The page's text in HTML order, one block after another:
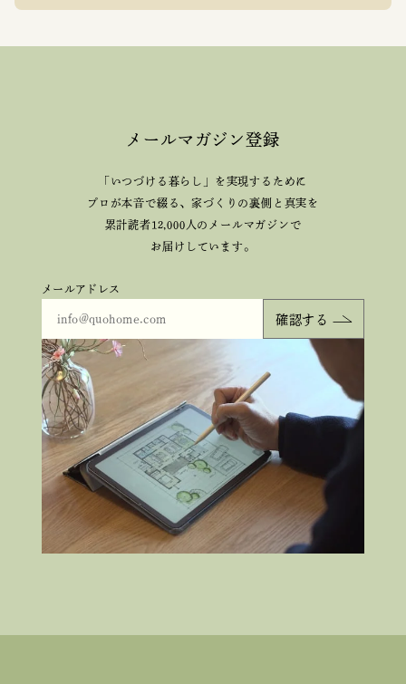
メールマガジン登録
「いつづける暮らし」を実現するために
プロが本音で綴る、家づくりの裏側と真実を
累計読者12,000人のメールマガジンで
お届けしています。
メールアドレス